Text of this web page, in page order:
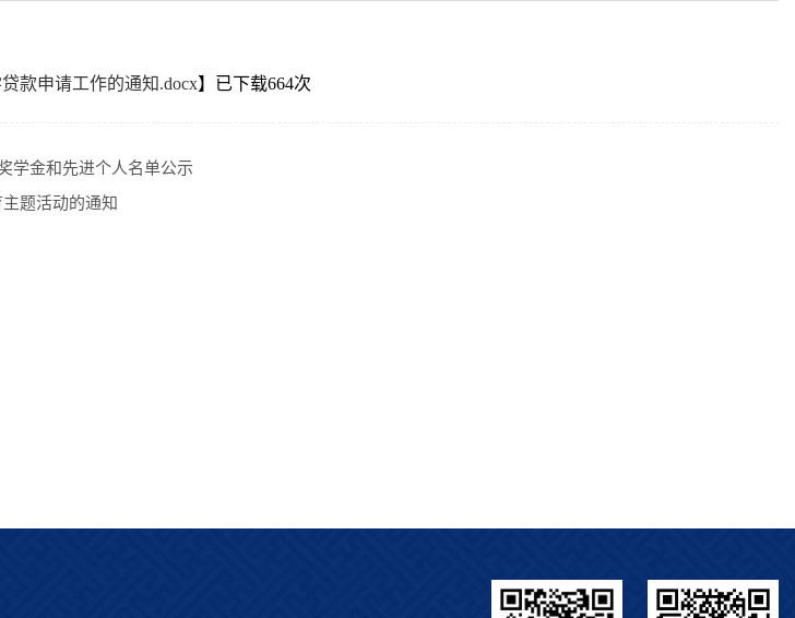
款申请工作的通知.docx】已下载664次
学金和先进个人名单公示
题活动的通知